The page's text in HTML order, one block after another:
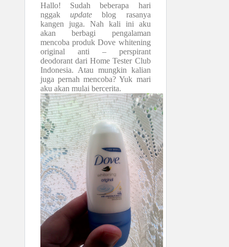
Hallo! Sudah beberapa hari
nggak updateblog rasanya
kangen juga. Nah kali ini aku
akan berbagi pengalaman
mencoba produk Dove whitening
original anti – perspirant
deodorant dari Home Tester Club
Indonesia. Atau mungkin kalian
juga pernah mencoba? Yuk mari
aku akan mulai bercerita.